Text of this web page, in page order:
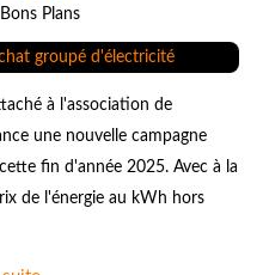
Plans
à l'association de
une nouvelle campagne
fin d'année 2025. Avec à la
de l'énergie au kWh hors